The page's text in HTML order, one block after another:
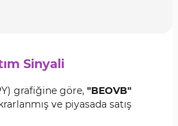
Sinyali
grafiğine göre, "BEOVB"
ve piyasada satış